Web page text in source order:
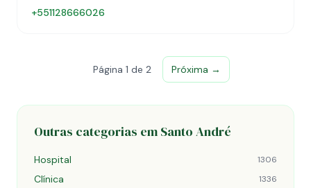
+551128666026
Página 1 de 2 Próxima →
Outras categorias em Santo André
Hospital 1306
Clínica 1336